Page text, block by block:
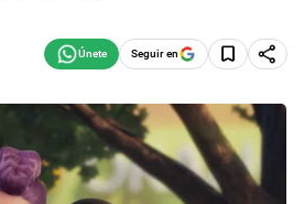
Seguir en